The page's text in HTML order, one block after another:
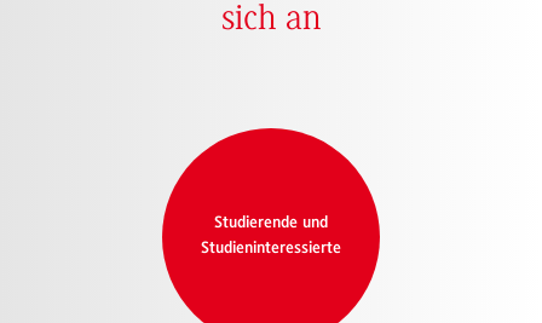
sich an
Studierende und
Studieninteressierte